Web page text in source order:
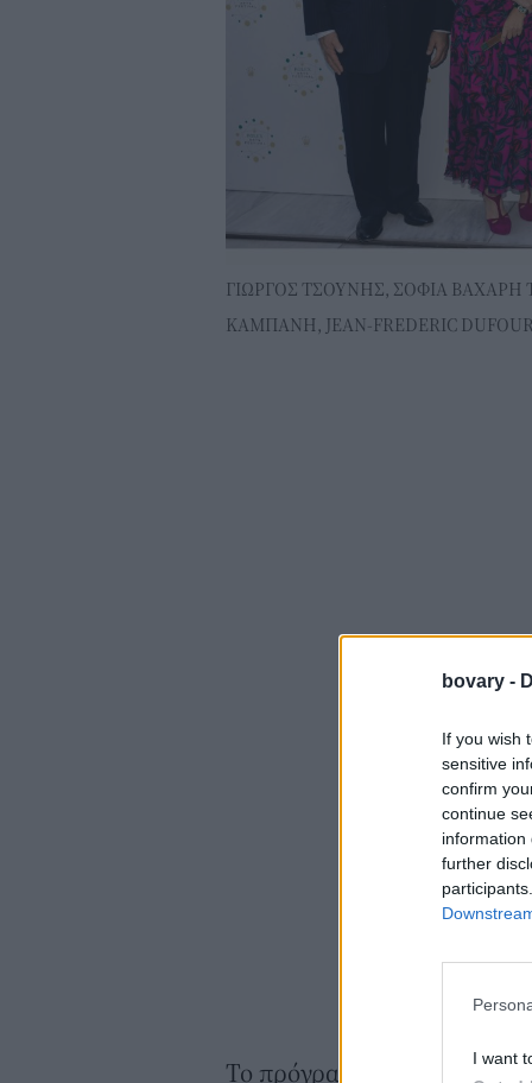
bovary -
If you wish
sensitive
confirm
continue
information
further
I want
ΓΙΩΡΓΟΣ ΤΣΟΥΝΗΣ, ΣΟΦΙΑ
ΚΑΜΠΑΝΗ, JEAN-FREDERIC DUFOUR
Το πρόγραμμα mentoring